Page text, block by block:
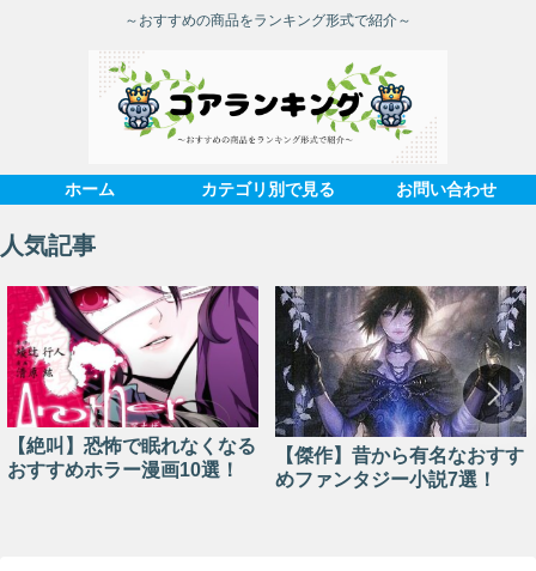
～おすすめの商品をランキング形式で紹介～
ホーム カテゴリ別で見る お問い合わせ
人気記事
【絶叫】恐怖で眠れなくなる
おすすめホラー漫画10選！
【傑作】昔から有名なおすす
めファンタジー小説7選！